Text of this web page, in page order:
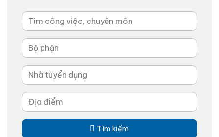
Tìm công việc, chuyên môn
 Tìm kiếm